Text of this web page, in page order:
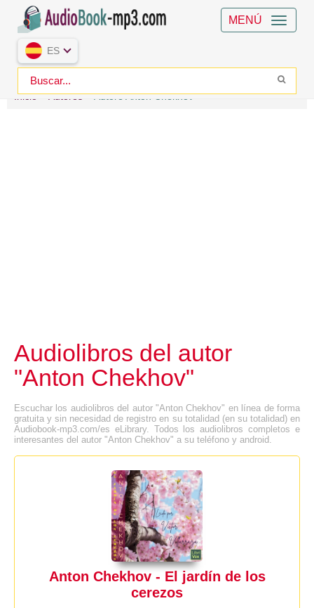
MENÚ
ES
Inicio Autores Autore Anton Chekhov
Audiolibros del autor
"Anton Chekhov"
Escuchar los audiolibros del autor "Anton Chekhov" en línea de forma
gratuita y sin necesidad de registro en su totalidad (en su totalidad) en
Audiobook-mp3.com/es eLibrary. Todos los audiolibros completos e
interesantes del autor "Anton Chekhov" a su teléfono y android.
Anton Chekhov - El jardín de los
cerezos